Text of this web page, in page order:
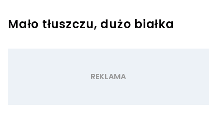
Mało tłuszczu, dużo białka